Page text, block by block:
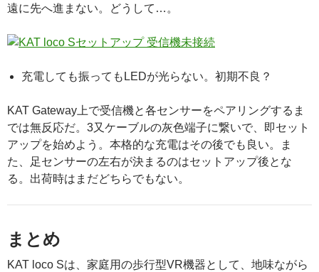
遠に先へ進まない。どうして…。
充電しても振ってもLEDが光らない。初期不良？
KAT Gateway上で受信機と各センサーをペアリングするま
では無反応だ。3又ケーブルの灰色端子に繋いで、即セット
アップを始めよう。本格的な充電はその後でも良い。ま
た、足センサーの左右が決まるのはセットアップ後とな
る。出荷時はまだどちらでもない。
まとめ
KAT loco Sは、家庭用の歩行型VR機器として、地味ながら